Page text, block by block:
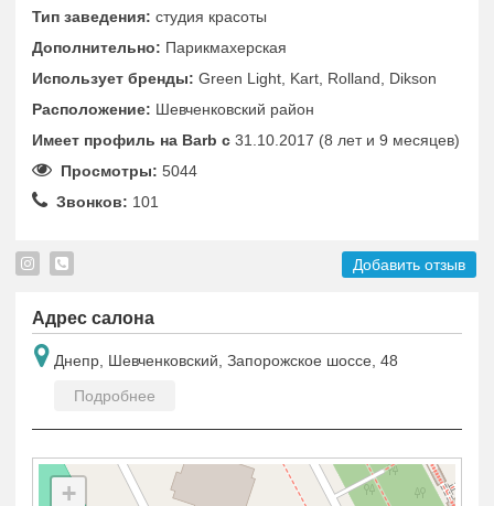
Тип заведения: студия красоты
Дополнительно: Парикмахерская
Использует бренды: Green Light, Kart, Rolland, Dikson
Расположение: Шевченковский район
Имеет профиль на Barb c 31.10.2017 (8 лет и 9 месяцев)
Просмотры: 5044
Звонков: 101
Добавить отзыв
Адрес салона
Днепр, Шевченковский, Запорожское шоссе, 48
Подробнее
+